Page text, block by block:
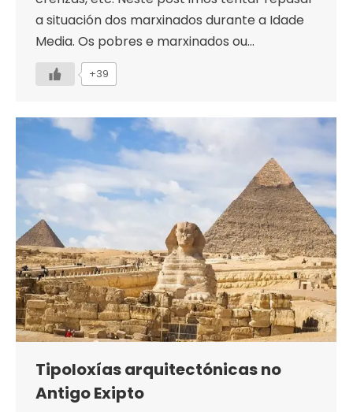
a situación dos marxinados durante a Idade
Media. Os pobres e marxinados ou…
+39
Tipoloxías arquitectónicas no
Antigo Exipto